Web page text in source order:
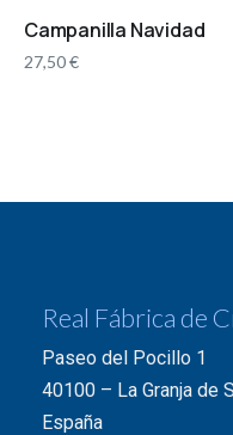
Campanilla Navidad
27,50€
Real Fábrica de
Paseo del Pocillo 1
40100 – La Granja de
España